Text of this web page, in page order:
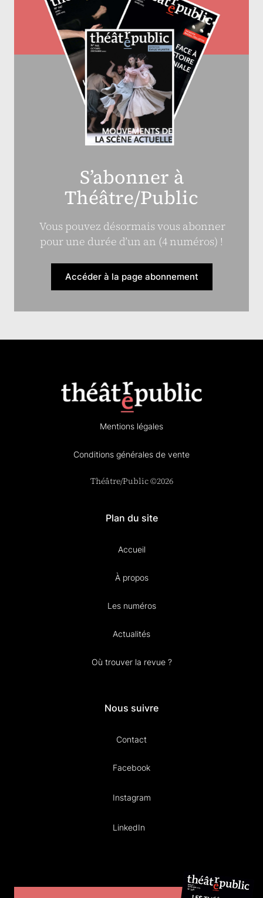
S’abonner à
Théâtre/Public
Vous pouvez désormais vous abonner
pour une durée d’un an (4 numéros) !
Accéder à la page abonnement
Mentions légales
Conditions générales de vente
Théâtre/Public ©2026
Plan du site
Accueil
À propos
Les numéros
Actualités
Où trouver la revue ?
Nous suivre
Contact
Facebook
Instagram
LinkedIn